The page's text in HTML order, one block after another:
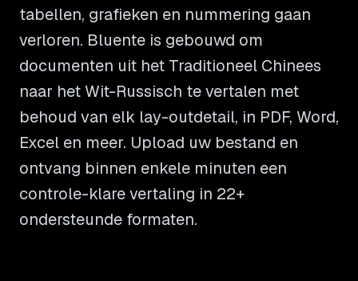
tabellen, grafieken en nummering gaan
verloren. Bluente is gebouwd om
documenten uit het Traditioneel Chinees
naar het Wit-Russisch te vertalen met
behoud van elk lay-outdetail, in PDF, Word,
Excel en meer. Upload uw bestand en
ontvang binnen enkele minuten een
controle-klare vertaling in 22+
ondersteunde formaten.